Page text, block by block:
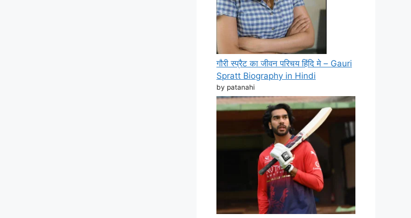
गौरी स्प्रैट का जीवन परिचय हिंदि मे – Gauri
Spratt Biography in Hindi
by patanahi